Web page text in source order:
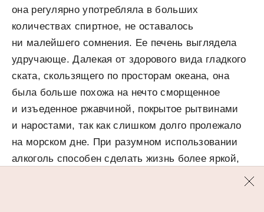
она регулярно употребляла в больших
количествах спиртное, не оставалось
ни малейшего сомнения. Ее печень выглядела
удручающе. Далекая от здорового вида гладкого
ската, скользящего по просторам океана, она
была больше похожа на нечто сморщенное
и изъеденное ржавчиной, покрытое рытвинами
и наростами, так как слишком долго пролежало
на морском дне. При разумном использовании
алкоголь способен сделать жизнь более яркой,